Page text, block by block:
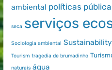
ambiental políticas
seca serviços
Sociologia ambiental Sustainability
Tourism tragedia de brumadinho
naturais água